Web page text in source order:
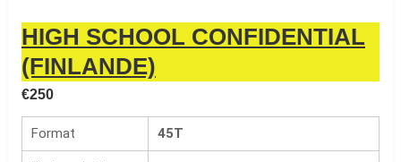
HIGH SCHOOL CONFIDENTIAL
(FINLANDE)
€250
Format 45T